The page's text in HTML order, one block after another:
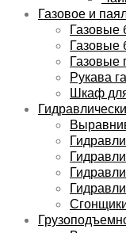
Газовое и
Газовые
Газовые
Газовые
Рукава
Шкаф